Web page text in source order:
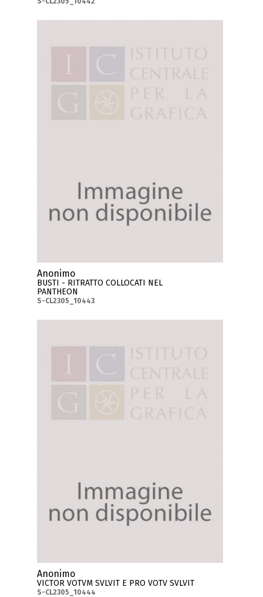
Anonimo
BUSTI - RITRATTO COLLOCATI NEL
PANTHEON
S-CL2305_10443
Anonimo
VICTOR VOTVM SVLVIT E PRO VOTV SVLVIT
S-CL2305_10444